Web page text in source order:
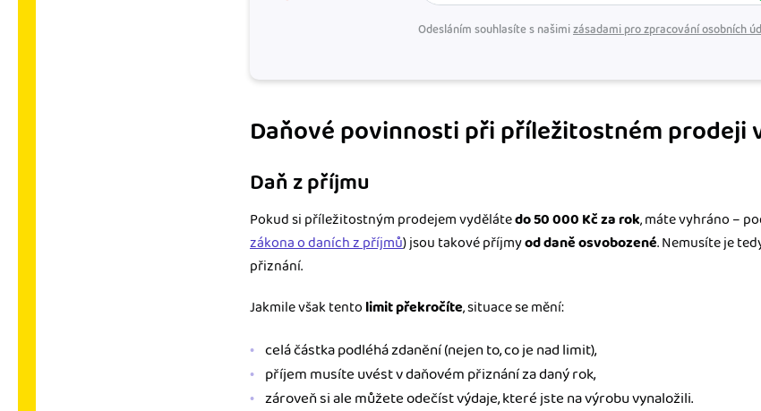
Odesláním souhlasíte s našimizásadami pro zpracování osobních
Daňové povinnosti při příležitostném prodeji
Daň z příjmu
Pokud si příležitostným prodejem vydělátedo 50 000 Kč za rok, máte vyhráno –
zákona o daních z příjmů) jsou takové příjmyod daně osvobozené. Nemusíte je
přiznání.
Jakmile však tento limit překročíte, situace se mění:
celá částka podléhá zdanění (nejen to, co je nad limit),
příjem musíte uvést v daňovém přiznání za daný rok,
zároveň si ale můžete odečíst výdaje, které jste na výrobu vynaložili.